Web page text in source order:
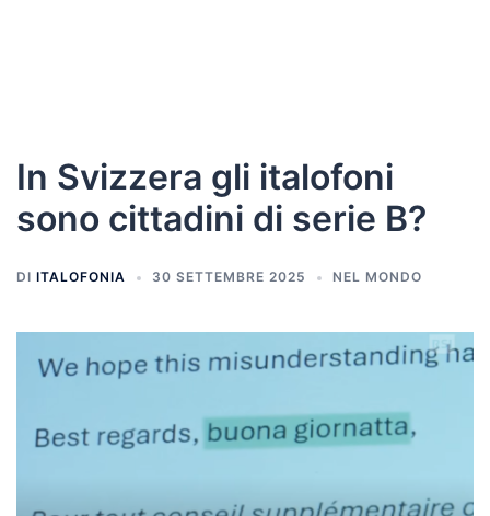
In Svizzera gli italofoni
sono cittadini di serie B?
DI ITALOFONIA 30 SETTEMBRE 2025 NEL MONDO